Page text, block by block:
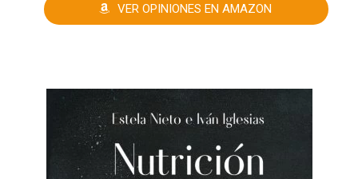
VER OPINIONES EN AMAZON